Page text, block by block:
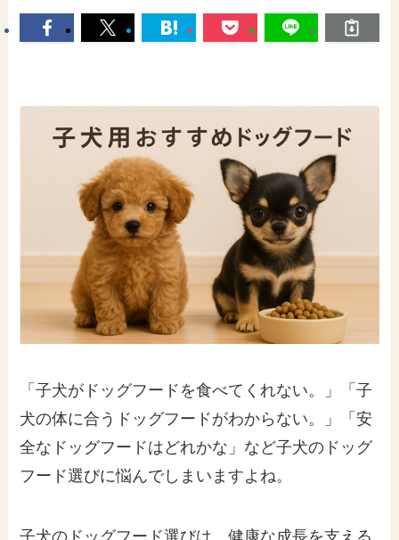
「子犬がドッグフードを食べてくれない。」「子
犬の体に合うドッグフードがわからない。」「安
全なドッグフードはどれかな」など子犬のドッグ
フード選びに悩んでしまいますよね。